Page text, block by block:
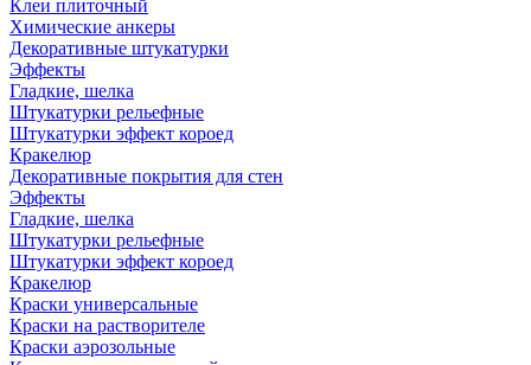
Клеи плиточный
Химические анкеры
Декоративные штукатурки
Эффекты
Гладкие, шелка
Штукатурки рельефные
Штукатурки эффект короед
Кракелюр
Декоративные покрытия для стен
Эффекты
Гладкие, шелка
Штукатурки рельефные
Штукатурки эффект короед
Кракелюр
Краски универсальные
Краски на растворителе
Краски аэрозольные